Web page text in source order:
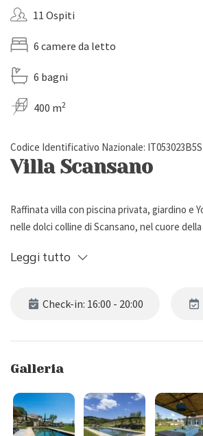
11 Ospiti
6 camere da letto
6 bagni
400 m2
Codice Identificativo Nazionale:
Villa Scansano
Raffinata villa con piscina privata, giardino e
nelle dolci colline di Scansano, nel cuore della
6 bagni.
Descrizione
Immersa nelle morbide colline di Scansano,
un’oasi di quiete dove paesaggio e tradizione
eleganza contemporanea. La tenuta si
terreno e, completamente recintata,
in un contesto naturale di grande fascino. Il
Leggi tutto
Check-in: 16:00 - 20:00
Galleria